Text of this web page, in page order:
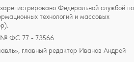
Федеральной службой по
технологий и массовых
№ ФС 77 - 73566
главный редактор Иванов Андрей